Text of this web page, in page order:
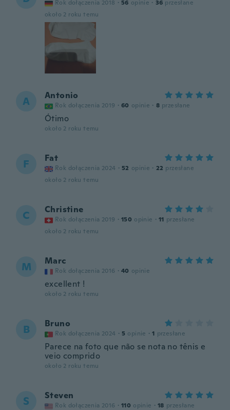
Rok dołączenia 2018 · 56 opinie · 36 przesłane
około 2 roku temu
A Antonio
Rok dołączenia 2019 · 60 opinie · 8 przesłane
Ótimo
około 2 roku temu
F Fat
Rok dołączenia 2024 · 52 opinie · 22 przesłane
około 2 roku temu
C Christine
Rok dołączenia 2019 · 150 opinie · 11 przesłane
około 2 roku temu
M Marc
Rok dołączenia 2016 · 40 opinie
excellent !
około 2 roku temu
B Bruno
Rok dołączenia 2024 · 5 opinie · 1 przesłane
Parece na foto que não se nota no tênis e
veio comprido
około 2 roku temu
S Steven
Rok dołączenia 2016 · 110 opinie · 18 przesłane